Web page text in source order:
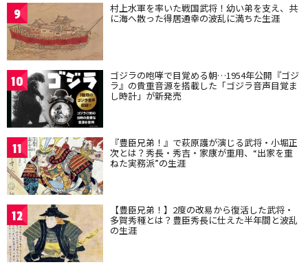
9 村上水軍を率いた戦国武将！幼い弟を支え、共
に海へ散った得居通幸の波乱に満ちた生涯
10 ゴジラの咆哮で目覚める朝…1954年公開『ゴジ
ラ』の貴重音源を搭載した「ゴジラ音声目覚ま
し時計」が新発売
11 『豊臣兄弟！』で萩原護が演じる武将・小堀正
次とは？秀長・秀吉・家康が重用、“出家を重
ねた実務派”の生涯
12 【豊臣兄弟！】2度の改易から復活した武将・
多賀秀種とは？豊臣秀長に仕えた半年間と波乱
の生涯